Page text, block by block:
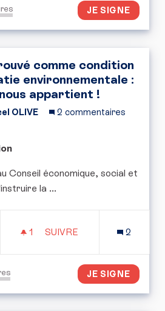
JE SIGNE
comme condition
environnementale :
appartient !
OLIVE 2 commentaires
Conseil économique, social et
la ...
1 1 ABONNÉ
SUIVRE
2
JE SIGNE